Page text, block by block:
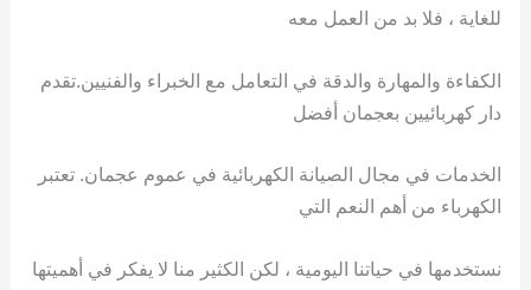
للغاية ، فلا بد من العمل معه
الكفاءة والمهارة والدقة في التعامل مع الخبراء والفنيين.تقدم
دار كهربائيين بعجمان أفضل
الخدمات في مجال الصيانة الكهربائية في عموم عجمان. تعتبر
الكهرباء من أهم النعم التي
نستخدمها في حياتنا اليومية ، لكن الكثير منا لا يفكر في أهميتها